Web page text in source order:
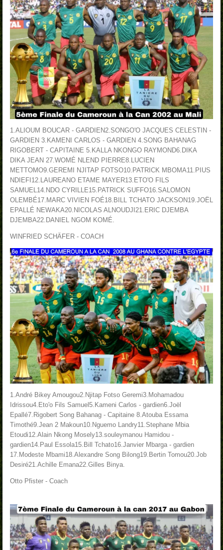
1.ALIOUM BOUCAR - GARDIEN2.SONGO'O JACQUES CELESTIN -
GARDIEN 3.KAMENI CARLOS - GARDIEN 4.SONG BAHANAG
RIGOBERT - CAPITAINE 5.KALLA NKONGO RAYMOND6.DIKA
DIKA JEAN 27.WOMÉ NLEND PIERRE8.LUCIEN
METTOMO9.GEREMI NJITAP FOTSO10.PATRICK MBOMA11.PIUS
NDIEFI12.LAUREANO ETAME MAYER13.ETO'O FILS
SAMUEL 14.NDO CYRILLE15.PATRICK SUFFO16.SALOMON
OLEMBÉ17.MARC VIVIEN FOÉ18.BILL TCHATO JACKSON19.JOËL
EPALLÉ NEWAKA20.NICOLAS ALNOUDJI21.ERIC DJEMBA
DJEMBA22.DANIEL NGOM KOMÉ.
WINFRIED SCHÄFER - COACH
1.André Bikey Amougou2.Njitap Fotso Geremi3.Mohamadou
Idrissou4.Eto'o Fils Samuel5.Kameni Carlos - gardien6.Joël
Epallé7.Rigobert Song Bahanag - Capitaine 8.Atouba Essama
Timothé9.Jean 2 Makoun10.Nguemo Landry11.Stephane Mbia
Etoudi12.Alain Nkong Mosely13.souleymanou Hamidou -
gardien14.Paul Essola15.Bill Tchato16.Janvier Mbarga - gardien
17.Modeste Mbami18.Alexandre Song Bilong19.Bertin Tomou20.Job
Desiré21.Achille Emana22.Gilles Binya.
Otto Pfister - Coach